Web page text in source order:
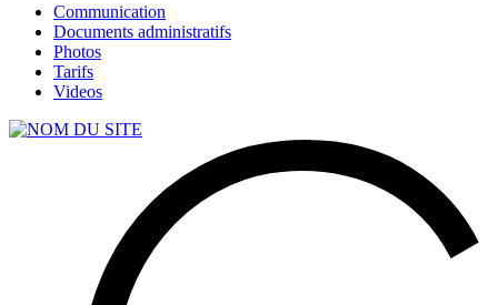
Communication
Documents administratifs
Photos
Tarifs
Videos